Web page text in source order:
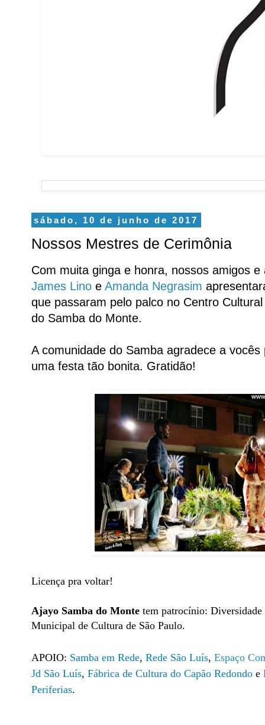
sábado, 10 de junho de 2017
Nossos Mestres de Cerimônia
Com muita ginga e honra, nossos amigos
James Lino e Amanda Negrasim
que passaram pelo palco no Centro
do Samba do Monte.
A comunidade do Samba agradece a
uma festa tão bonita. Gratidão!
Licença pra voltar!
Ajayo Samba do Monte tem patrocínio:
Municipal de Cultura de São Paulo.
APOIO: Samba em Rede, Rede São Luís, Espaço
Jd São Luís, Fábrica de Cultura do Capão Redondo e
Periferias.